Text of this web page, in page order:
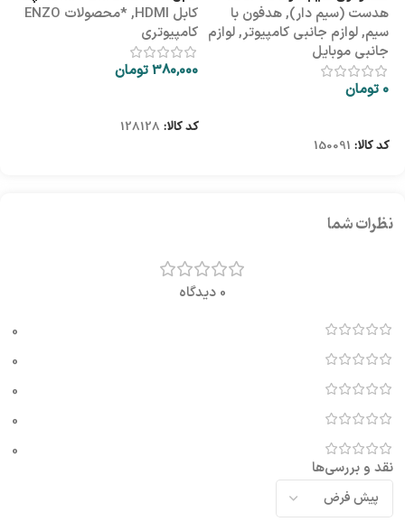
YS-113
هدست (سیم دار),هدفون با
سیم,لوازم جانبی کامپیوتر,لوازم
جانبی موبایل
0 تومان
کد کالا: 150091
طلقی
کابل HDMI ,
*محصولات ENZO
کامپیوتری
380,000تومان
کد کالا: 128128
نظرات شما
0 دیدگاه
0
0
0
0
0
نقد و بررسی‌ها